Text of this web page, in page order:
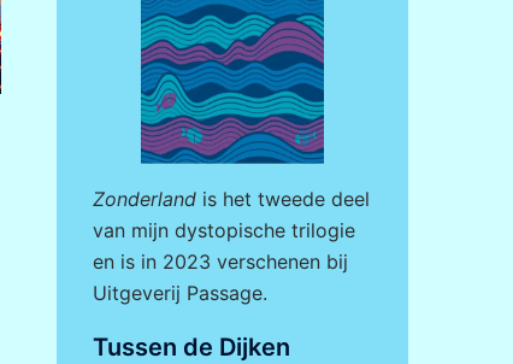
Zonderlandis het tweede deel
van mijn dystopische trilogie
en is in 2023 verschenen bij
Uitgeverij Passage.
Tussen de Dijken